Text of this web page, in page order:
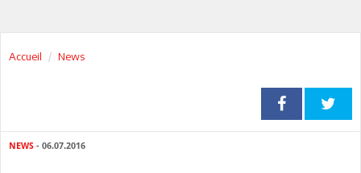
Accueil News
NEWS - 06.07.2016